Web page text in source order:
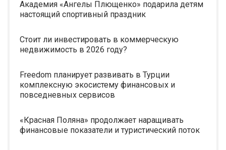
Академия «Ангелы Плющенко» подарила детям
настоящий спортивный праздник
Стоит ли инвестировать в коммерческую
недвижимость в 2026 году?
Freedom планирует развивать в Турции
комплексную экосистему финансовых и
повседневных сервисов
«Красная Поляна» продолжает наращивать
финансовые показатели и туристический поток